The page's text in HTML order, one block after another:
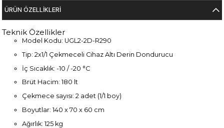
ÜRÜN ÖZELLIKLERI
Teknik Özellikler
Model Kodu: UGL2-2D-R290
Tip: 2x1/1 Çekmeceli Cihaz Altı Derin Dondurucu
İç Sıcaklık: -10 / -20 °C
Brüt Hacim: 180 lt
Çekmece sayısı: 2 adet (1/1 boy)
Boyutlar: 140 x 70 x 60 cm
Ağırlık: 125 kg